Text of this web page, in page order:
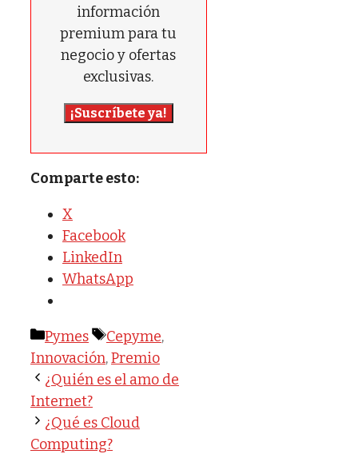
información
premium para tu
negocio y ofertas
exclusivas.
¡Suscríbete ya!
Comparte esto:
X
Facebook
LinkedIn
WhatsApp
Categorías
Pymes Etiquetas
Cepyme,
Innovación,Premio
¿Quién es el amo de
Internet?
¿Qué es Cloud
Computing?